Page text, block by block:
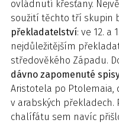
ovládnutí křesťany.
soužití těchto tří skupin
překladatelství: ve 12. a
nejdůležitějším
středověkého Západu.
dávno zapomenuté
Aristotela po Ptolemaia,
v arabských překladech.
chalífátu sem navíc